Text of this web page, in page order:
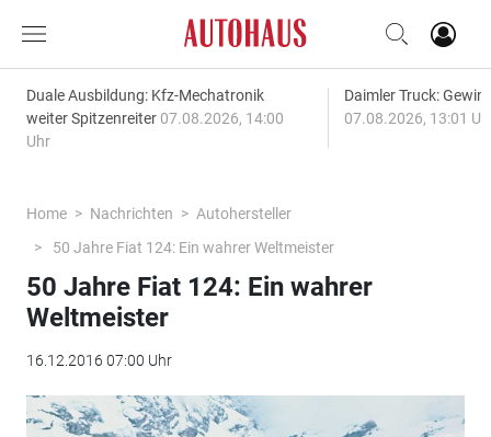
Duale Ausbildung: Kfz-Mechatronik
weiter Spitzenreiter 07.08.2026, 14:00
Uhr
Daimler Truck:
07.08.2026, 13:01
Home Nachrichten
Autohersteller
50 Jahre Fiat 124: Ein wahrer Weltmeister
50 Jahre Fiat 124: Ein wahrer
Weltmeister
16.12.2016 07:00 Uhr